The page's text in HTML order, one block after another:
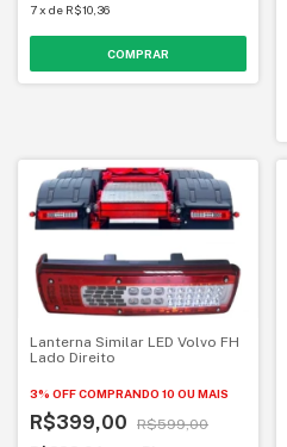
7x de R$10,36
Lanterna Similar LED Volvo FH
Lado Direito
3% OFFCOMPRANDO 10 OU MAIS
R$399,00
R$599,00